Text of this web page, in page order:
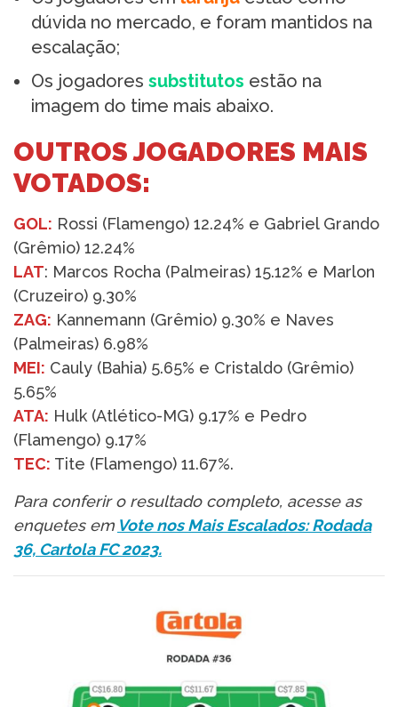
dúvida no mercado, e foram mantidos na
escalação;
Os jogadores substitutos estão na
imagem do time mais abaixo.
OUTROS JOGADORES MAIS
VOTADOS:
GOL: Rossi (Flamengo) 12.24% e Gabriel Grando
(Grêmio) 12.24%
LAT: Marcos Rocha (Palmeiras) 15.12% e Marlon
(Cruzeiro) 9.30%
ZAG: Kannemann (Grêmio) 9.30% e Naves
(Palmeiras) 6.98%
MEI: Cauly (Bahia) 5.65% e Cristaldo (Grêmio)
5.65%
ATA: Hulk (Atlético-MG) 9.17% e Pedro
(Flamengo) 9.17%
TEC: Tite (Flamengo) 11.67%.
Para conferir o resultado completo, acesse as
enquetes em Vote nos Mais Escalados: Rodada
36, Cartola FC 2023.